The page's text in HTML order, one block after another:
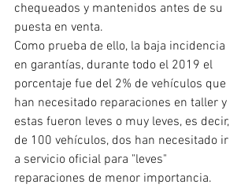
chequeados y mantenidos antes de su
puesta en venta.
Como prueba de ello, la baja incidencia
en garantías, durante todo el 2019 el
porcentaje fue del 2% de vehículos que
han necesitado reparaciones en taller y
estas fueron leves o muy leves, es decir,
de 100 vehículos, dos han necesitado ir
a servicio oficial para "leves"
reparaciones de menor importancia.